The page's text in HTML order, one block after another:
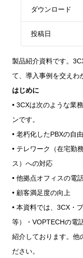
ダウンロード
投稿日
製品紹介資料です。
て、導入事例を交えわ
はじめに
• 3CXは次のような業
ンです。
• 老朽化したPBXの自
• テレワーク（在宅勤
ス）への対応
• 他拠点オフィスの電
• 顧客満足度の向上
• 本資料では、3CX・
等）・VOPTECHの電
紹介しております。他
ださい。